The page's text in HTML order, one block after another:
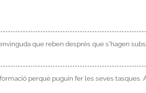
que reben després que s'hagen
perquè puguin fer les seves tasques.